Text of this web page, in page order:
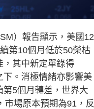
）報告顯示，美國12
第10個月低於50榮枯
，其中新定單錄得
。消極情緒亦影響美
5個月轉差，世界大
市場原本預期為91，反